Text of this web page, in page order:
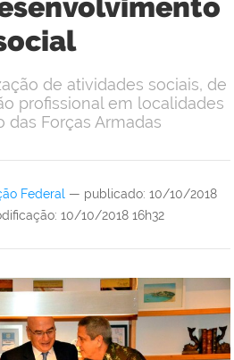
Federal — publicado: 10/10/2018
: 10/10/2018 16h32
de atividades sociais, de
profissional em localidades
das Forças Armadas